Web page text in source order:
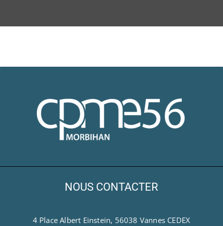
NOUS CONTACTER
4 Place Albert Einstein, 56038 Vannes CEDEX